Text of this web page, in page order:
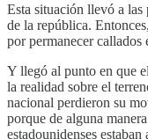
Esta situación llevó a las
de la república.
por permanecer callados
Y llegó al punto en que
la realidad sobre el
nacional perdieron su
porque de alguna
estadounidenses